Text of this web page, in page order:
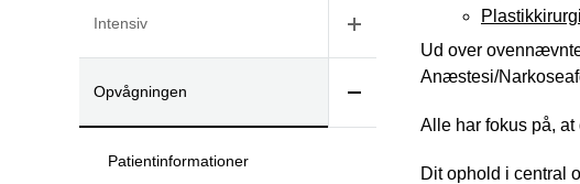
Intensiv
Opvågningen
Patientinformationer
Plastikkirurgi
Ud over
Anæstesi/
Alle har fokus på,
Dit ophold i central